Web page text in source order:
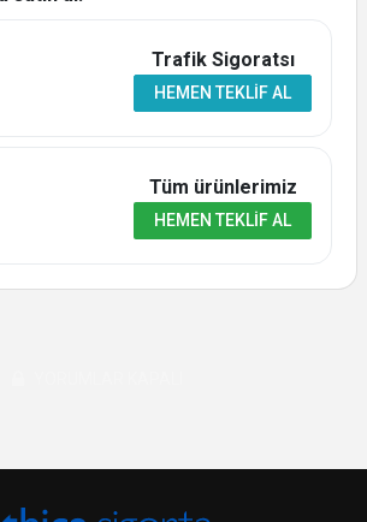
Trafik Sigoratsı
HEMEN TEKLIF AL
Tüm ürünlerimiz
HEMEN TEKLIF AL